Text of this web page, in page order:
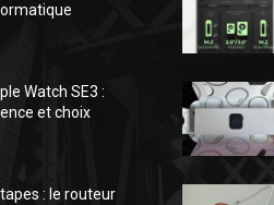
Watch SE3 :
et choix
: le routeur